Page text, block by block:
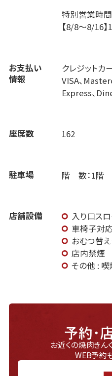
特別営業時間
【8/8～8/16
お支払い
情報
クレジットカ
VISA、
Express、
座席数 162
駐車場 階 数：1階
店舗設備
入り口ス
車椅子対
おむつ替
店内禁煙
その他 :
予約・
お近くの焼肉きん
WEB予約